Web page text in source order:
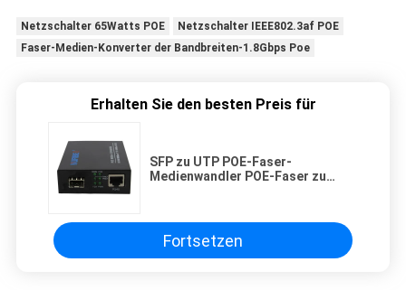
Netzschalter 65Watts POE
Netzschalter IEEE802.3af POE
Faser-Medien-Konverter der Bandbreiten-1.8Gbps Poe
Erhalten Sie den besten Preis für
SFP zu UTP POE-Faser-
Medienwandler POE-Faser zu
Fortsetzen